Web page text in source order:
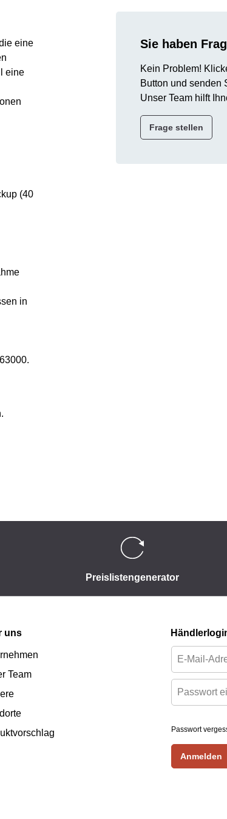
eine
eine
(40
in
Sie haben
Kein Problem!
Button und senden
Unser Team hilft
Frage stellen
Preislistengenerator
uns
Team
Passwort
Anmelden